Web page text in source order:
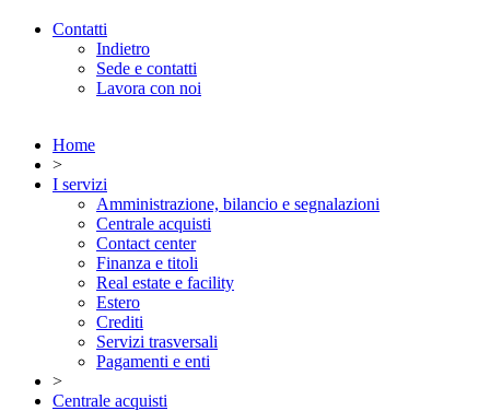
Contatti
Indietro
Sede e contatti
Lavora con noi
Home
>
I servizi
Amministrazione, bilancio e segnalazioni
Centrale acquisti
Contact center
Finanza e titoli
Real estate e facility
Estero
Crediti
Servizi trasversali
Pagamenti e enti
>
Centrale acquisti